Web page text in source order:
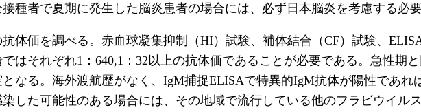
種者で夏期に発生した脳炎患者の場合には、必ず日本脳炎を考慮する必要
体価を調べる。赤血球凝集抑制（HI）試験、補体結合（CF）試験、
はそれぞれ1：640,1：32以上の抗体価であることが必要である。急性期
となる。海外渡航歴がなく、IgM捕捉ELISAで特異的IgM抗体が陽性であ
した可能性のある場合には、その地域で流行している他のフラビウイル